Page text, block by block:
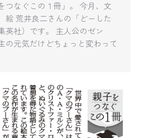
つなぐこの１冊」。 今月、文
絵 荒井良二さんの「どーした
英社）です。 主人公のゼン
の元気だけどちょっと変わって